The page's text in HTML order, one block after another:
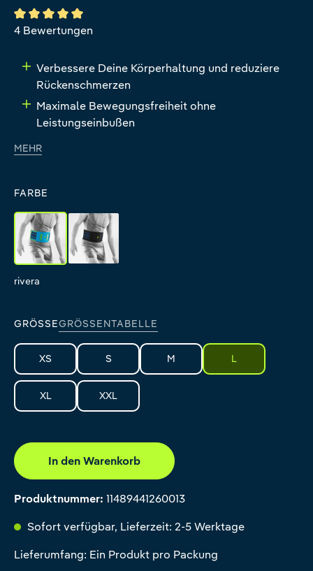
Durchschnittliche Bewertung von 5 von 5 Sternen
4 Bewertungen
Verbessere Deine Körperhaltung und reduziere
Rückenschmerzen
Maximale Bewegungsfreiheit ohne
Leistungseinbußen
MEHR
FARBE
rivera
rivera
black
GRÖSSE GRÖSSENTABELLE
XS S M L
XL XXL
In den Warenkorb
Produktnummer: 11489441260013
Sofort verfügbar, Lieferzeit: 2-5 Werktage
Lieferumfang: Ein Produkt pro Packung